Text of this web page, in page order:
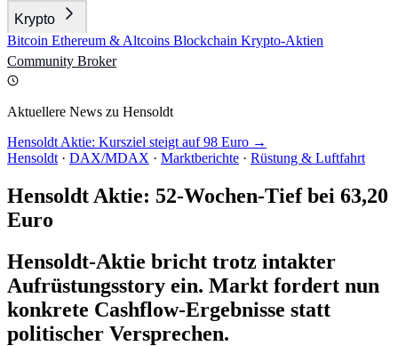
Krypto
Bitcoin Ethereum & Altcoins Blockchain Krypto-Aktien
Community Broker
Aktuellere News zu Hensoldt
Hensoldt Aktie: Kursziel steigt auf 98 Euro →
Hensoldt · DAX/MDAX · Marktberichte · Rüstung & Luftfahrt
Hensoldt Aktie: 52-Wochen-Tief bei 63,20
Euro
Hensoldt-Aktie bricht trotz intakter
Aufrüstungsstory ein. Markt fordert nun
konkrete Cashflow-Ergebnisse statt
politischer Versprechen.